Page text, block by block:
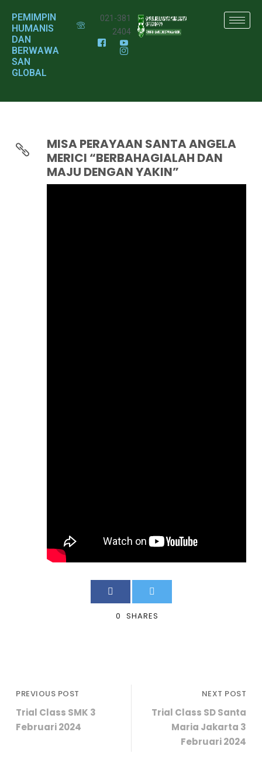
PEMIMPIN
HUMANIS
DAN
BERWAWA
SAN
GLOBAL
021-381
2404
MISA PERAYAAN SANTA ANGELA
MERICI “BERBAHAGIALAH DAN
MAJU DENGAN YAKIN”
0 SHARES
PREVIOUS POST
Trial Class SMK 3
Februari 2024
NEXT POST
Trial Class SD Santa
Maria Jakarta 3
Februari 2024